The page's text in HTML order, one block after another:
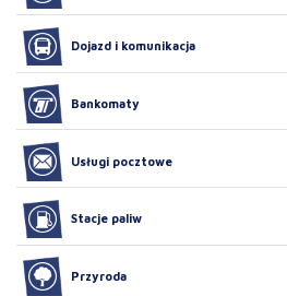
Dojazd i komunikacja
Bankomaty
Usługi pocztowe
Stacje paliw
Przyroda